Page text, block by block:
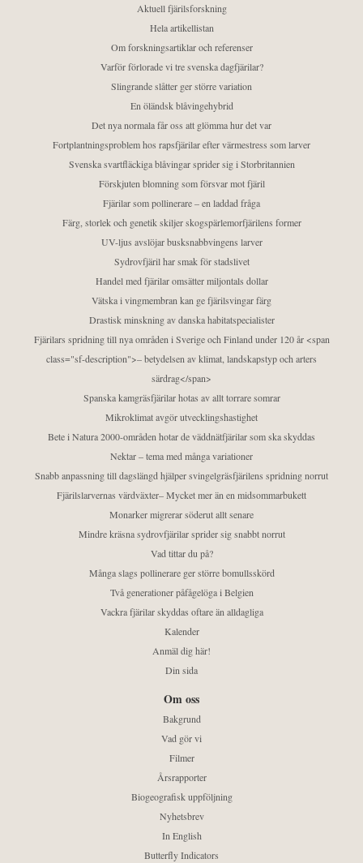
Aktuell fjärilsforskning
Hela artikellistan
Om forskningsartiklar och referenser
Varför förlorade vi tre svenska dagfjärilar?
Slingrande slåtter ger större variation
En öländsk blåvingehybrid
Det nya normala får oss att glömma hur det var
Fortplantningsproblem hos rapsfjärilar efter värmestress som larver
Svenska svartfläckiga blåvingar sprider sig i Storbritannien
Förskjuten blomning som försvar mot fjäril
Fjärilar som pollinerare – en laddad fråga
Färg, storlek och genetik skiljer skogspärlemorfjärilens former
UV-ljus avslöjar busksnabbvingens larver
Sydrovfjäril har smak för stadslivet
Handel med fjärilar omsätter miljontals dollar
Vätska i vingmembran kan ge fjärilsvingar färg
Drastisk minskning av danska habitatspecialister
Fjärilars spridning till nya områden i Sverige och Finland under 120 år <span
class="sf-description">– betydelsen av klimat, landskapstyp och arters
särdrag</span>
Spanska kamgräsfjärilar hotas av allt torrare somrar
Mikroklimat avgör utvecklingshastighet
Bete i Natura 2000-områden hotar de väddnätfjärilar som ska skyddas
Nektar – tema med många variationer
Snabb anpassning till dagslängd hjälper svingelgräsfjärilens spridning norrut
Fjärilslarvernas värdväxter– Mycket mer än en midsommarbukett
Monarker migrerar söderut allt senare
Mindre kräsna sydrovfjärilar sprider sig snabbt norrut
Vad tittar du på?
Många slags pollinerare ger större bomullsskörd
Två generationer påfågelöga i Belgien
Vackra fjärilar skyddas oftare än alldagliga
Kalender
Anmäl dig här!
Din sida
Om oss
Bakgrund
Vad gör vi
Filmer
Årsrapporter
Biogeografisk uppföljning
Nyhetsbrev
In English
Butterfly Indicators